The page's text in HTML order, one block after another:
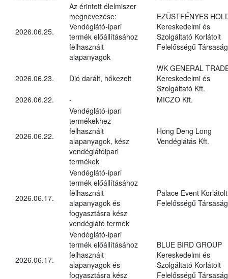
2026.06.25.
Az érintett élelmiszer
megnevezése:
Vendéglátó-ipari
termék előállításához
felhasznált
alapanyagok
EZÜSTFÉNYES
Kereskedelmi és
Szolgáltató Korlátolt
Felelősségű Társaság
2026.06.23. Dió darált, hőkezelt
WK GENERAL
Kereskedelmi és
Szolgáltató Kft.
2026.06.22.
- MICZO Kft.
2026.06.22.
Vendéglátó-ipari
termékekhez
felhasznált
alapanyagok, kész
vendéglátóipari
termékek
Hong Deng Long
Vendéglátás Kft.
2026.06.17.
Vendéglátó-ipari
termék előállításához
felhasznált
alapanyagok és
fogyasztásra kész
vendéglátó termék
Palace Event Korlátolt
Felelősségű Társaság
2026.06.17.
Vendéglátó-ipari
termék előállításához
felhasznált
alapanyagok és
fogyasztásra kész
BLUE BIRD GROUP
Kereskedelmi és
Szolgáltató Korlátolt
Felelősségű Társaság